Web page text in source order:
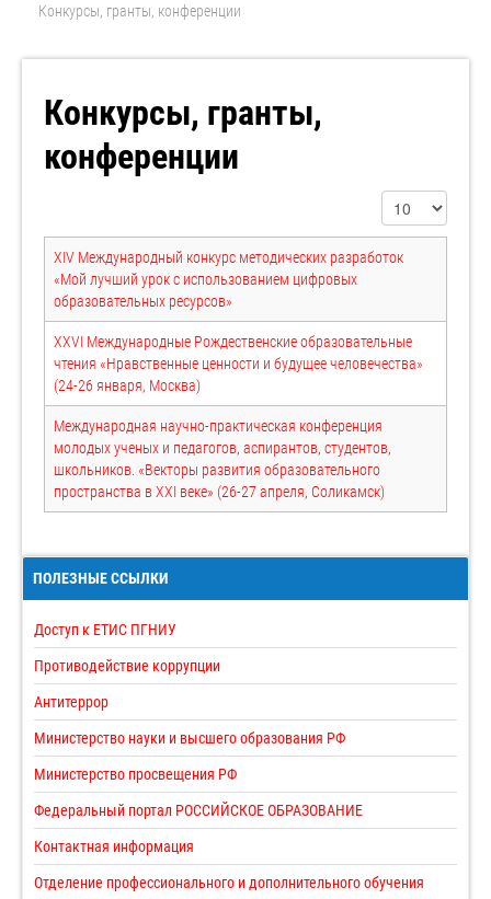
Конкурсы, гранты, конференции
Конкурсы, гранты,
конференции
Кол-во строк:
XIV Международный конкурс методических разработок
«Мой лучший урок с использованием цифровых
образовательных ресурсов»
XXVI Международные Рождественские образовательные
чтения «Нравственные ценности и будущее человечества»
(24-26 января, Москва)
Международная научно-практическая конференция
молодых ученых и педагогов, аспирантов, студентов,
школьников. «Векторы развития образовательного
пространства в XXI веке» (26-27 апреля, Соликамск)
ПОЛЕЗНЫЕ ССЫЛКИ
Доступ к ЕТИС ПГНИУ
Противодействие коррупции
Антитеррор
Министерство науки и высшего образования РФ
Министерство просвещения РФ
Федеральный портал РОССИЙСКОЕ ОБРАЗОВАНИЕ
Контактная информация
Отделение профессионального и дополнительного обучения